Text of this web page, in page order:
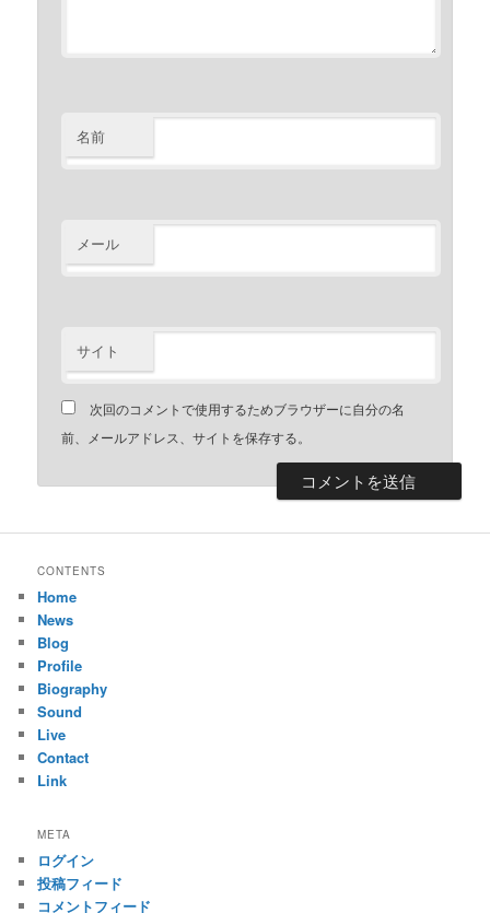
名前
メール
サイト
次回のコメントで使用するためブラウザーに自分の名
前、メールアドレス、サイトを保存する。
CONTENTS
Home
News
Blog
Profile
Biography
Sound
Live
Contact
Link
META
ログイン
投稿フィード
コメントフィード